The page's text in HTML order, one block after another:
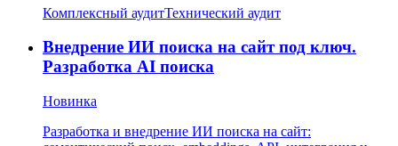
Комплексный аудитТехнический аудит
Внедрение ИИ поиска на сайт под ключ.
Разработка AI поиска
Новинка
Разработка и внедрение ИИ поиска на сайт: